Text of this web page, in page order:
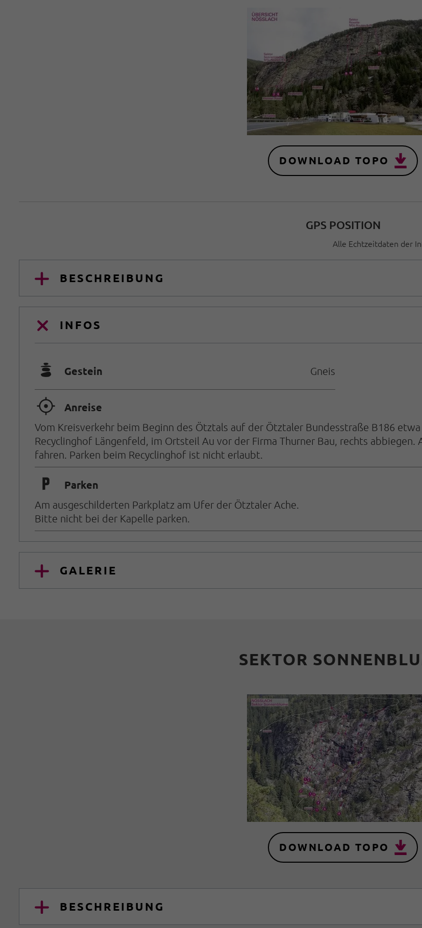
DOWNLOAD TOPO
GPS POSITION
Alle Echtzeitdaten der
BESCHREIBUNG
INFOS
🞾 Gestein Gneis
🞞 Anreise
Vom Kreisverkehr beim Beginn des Ötztals auf der Ötztaler Bundesstraße B186
Recyclinghof Längenfeld, im Ortsteil Au vor der Firma Thurner Bau, rechts
fahren. Parken beim Recyclinghof ist nicht erlaubt.
🐈 Parken
Am ausgeschilderten Parkplatz am Ufer der Ötztaler Ache.
Bitte nicht bei der Kapelle parken.
GALERIE
SEKTOR
DOWNLOAD TOPO
BESCHREIBUNG